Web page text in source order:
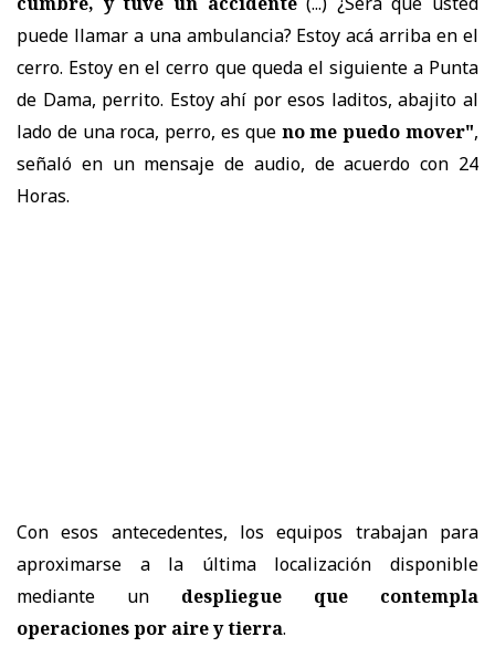
puede llamar a una ambulancia? Estoy acá arriba en el
cerro. Estoy en el cerro que queda el siguiente a Punta
de Dama, perrito. Estoy ahí por esos laditos, abajito al
lado de una roca, perro, es que no me puedo mover",
señaló en un mensaje de audio, de acuerdo con 24
Horas.
Con esos antecedentes, los equipos trabajan para
aproximarse a la última localización disponible
mediante un despliegue que contempla
operaciones por aire y tierra.